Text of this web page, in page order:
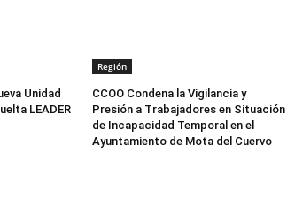
Unidad
LEADER
Región
CCOO Condena la Vigilancia y
Presión a Trabajadores en Situación
de Incapacidad Temporal en el
Ayuntamiento de Mota del Cuervo